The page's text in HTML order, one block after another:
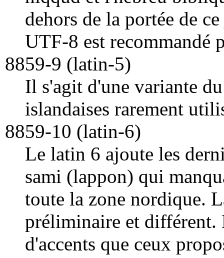
dehors de la portée de
UTF-8 est recommandé
8859-9 (latin-5)
Il s'agit d'une variante
islandaises rarement
8859-10 (latin-6)
Le latin 6 ajoute les
sami (lappon) qui
toute la zone nordique.
préliminaire et différent.
d'accents que ceux